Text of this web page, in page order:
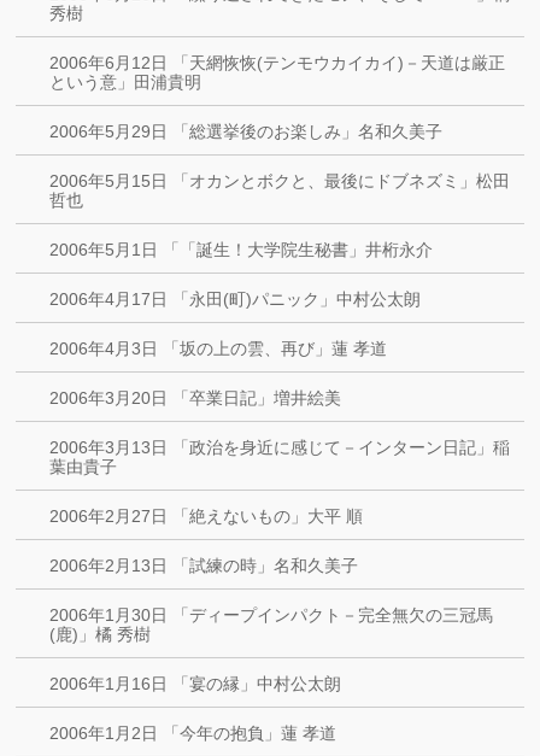
秀樹
2006年6月12日 「天網恢恢(テンモウカイカイ)－天道は厳正
という意」田浦貴明
2006年5月29日 「総選挙後のお楽しみ」名和久美子
2006年5月15日 「オカンとボクと、最後にドブネズミ」松田
哲也
2006年5月1日 「「誕生！大学院生秘書」井桁永介
2006年4月17日 「永田(町)パニック」中村公太朗
2006年4月3日 「坂の上の雲、再び」蓮 孝道
2006年3月20日 「卒業日記」増井絵美
2006年3月13日 「政治を身近に感じて－インターン日記」稲
葉由貴子
2006年2月27日 「絶えないもの」大平 順
2006年2月13日 「試練の時」名和久美子
2006年1月30日 「ディープインパクト－完全無欠の三冠馬
(鹿)」橘 秀樹
2006年1月16日 「宴の縁」中村公太朗
2006年1月2日 「今年の抱負」蓮 孝道